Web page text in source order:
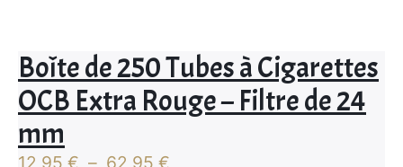
Boîte de 250 Tubes à Cigarettes
OCB Extra Rouge – Filtre de 24
mm
12,95 € – 62,95 €